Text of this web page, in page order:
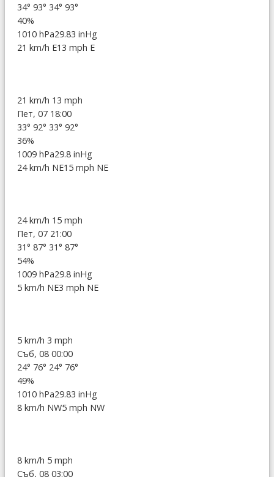
34° 93° 34° 93°
40%
1010 hPa29.83 inHg
21 km/h E13 mph E
21 km/h 13 mph
Пет, 07 18:00
33° 92° 33° 92°
36%
1009 hPa29.8 inHg
24 km/h NE15 mph NE
24 km/h 15 mph
Пет, 07 21:00
31° 87° 31° 87°
54%
1009 hPa29.8 inHg
5 km/h NE3 mph NE
5 km/h 3 mph
Съб, 08 00:00
24° 76° 24° 76°
49%
1010 hPa29.83 inHg
8 km/h NW5 mph NW
8 km/h 5 mph
Съб, 08 03:00